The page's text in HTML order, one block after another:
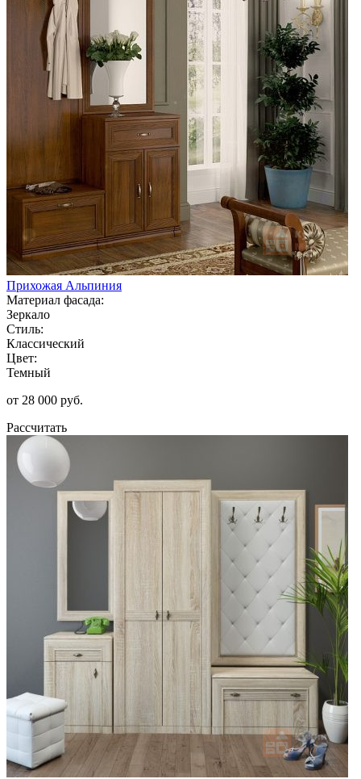
Прихожая Альпиния
Материал фасада:
Зеркало
Стиль:
Классический
Цвет:
Темный
от 28 000 руб.
Рассчитать